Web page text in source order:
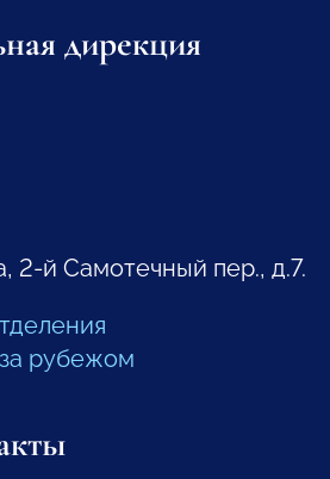
дирекция
2-й Самотечный пер., д.7.
рубежом